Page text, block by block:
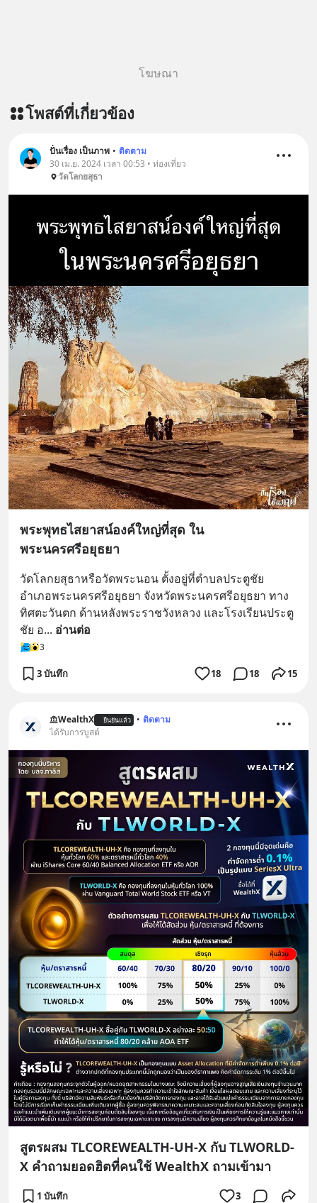
========================= 📣
=========================
ผลิตภัณฑ์เสริมอาหาร Diip CBD ช่วย
บรรเทาความเครียด ลดความวิตกกังวล
หลับมีประสิทธิภาพมากยิ่งขึ้น 📍 สนใจ
สั่งซื้อสินค้า Diip CBD 💬 LINE :
@diipgeek 🔗 หรือกดลิงก์
https://lin.ee/U91Fzyz
โฆษณา
โพสต์ที่เกี่ยวข้อง
ปั่นเรื่อง เป็นภาพ • ติดตาม
30 เม.ย. 2024 เวลา 00:53 • ท่องเที่ยว
วัดโลกยสุธา
พระพุทธไสยาสน์องค์ใหญ่ที่สุด ใน
พระนครศรีอยุธยา
วัดโลกยสุธาหรือวัดพระนอน ตั้งอยู่ที่ตำบลประตูชัย
อำเภอพระนครศรีอยุธยา จังหวัดพระนครศรีอยุธยา ทาง
ทิศตะวันตก ด้านหลังพระราชวังหลวง และโรงเรียนประตู
ชัย อ... อ่านต่อ
3
3 บันทึก 18 18 15
WealthX ยืนยันแล้ว • ติดตาม
ได้รับการบูสต์
สูตรผสม TLCOREWEALTH-UH-X กับ TLWORLD-
X คำถามยอดฮิตที่คนใช้ WealthX ถามเข้ามา
1 บันทึก 3